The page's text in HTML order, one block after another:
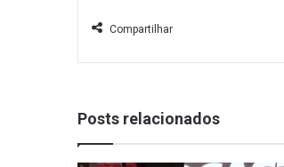
Compartilhar
Posts relacionados